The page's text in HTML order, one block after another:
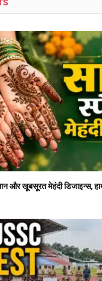
और खूबसूरत मेहंदी डिजाइन्स,